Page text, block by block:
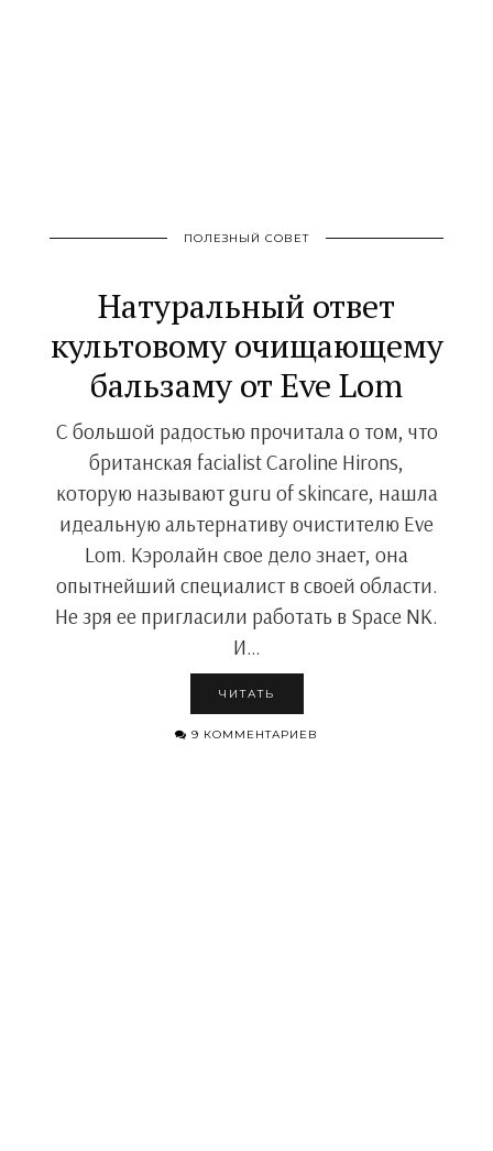
ПОЛЕЗНЫЙ СОВЕТ
Натуральный ответ
культовому очищающему
бальзаму от Eve Lom
С большой радостью прочитала о том, что
британская facialist Caroline Hirons,
которую называют guru of skincare, нашла
идеальную альтернативу очистителю Eve
Lom. Кэролайн свое дело знает, она
опытнейший специалист в своей области.
Не зря ее пригласили работать в Space NK.
И…
ЧИТАТЬ
9 КОММЕНТАРИЕВ